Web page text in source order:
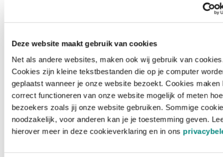
Deze website maakt gebruik van cookies
Net als andere websites, maken ook wij gebruik van
Cookies zijn kleine tekstbestanden die op je computer
geplaatst wanneer je onze website bezoekt. Cookies maken
correct functioneren van onze website mogelijk of meten hoe
bezoekers zoals jij onze website gebruiken. Sommige
noodzakelijk, voor anderen kan je je toestemming geven.
hierover meer in deze cookieverklaring en in ons